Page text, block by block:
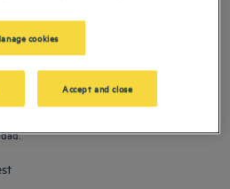
que su estancia le resulte lo más cómoda
cookies
Accept and close